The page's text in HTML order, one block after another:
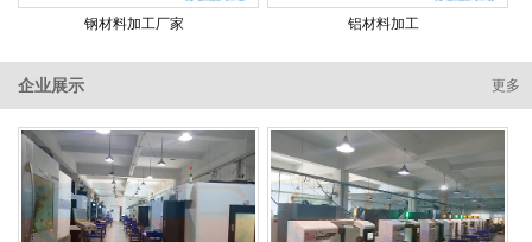
钢材料加工厂家 铝材料加工
更多
企业展示